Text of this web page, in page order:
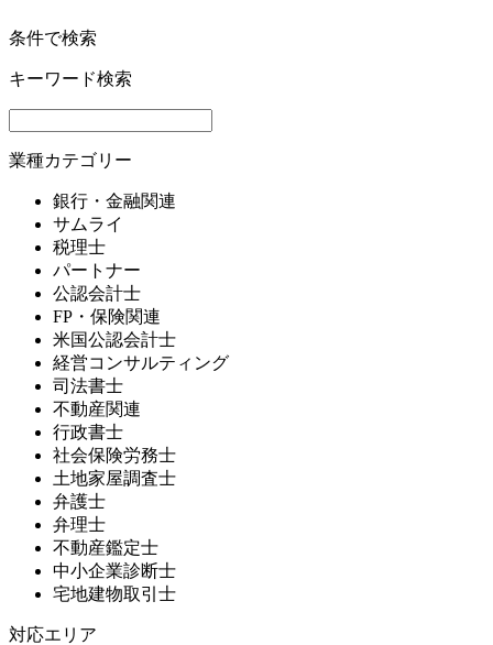
条件で検索
キーワード検索
業種カテゴリー
銀行・金融関連
サムライ
税理士
パートナー
公認会計士
FP・保険関連
米国公認会計士
経営コンサルティング
司法書士
不動産関連
行政書士
社会保険労務士
土地家屋調査士
弁護士
弁理士
不動産鑑定士
中小企業診断士
宅地建物取引士
対応エリア